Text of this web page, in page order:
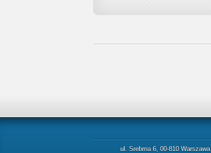
ul. Srebrna 6, 00-810 Warszawa